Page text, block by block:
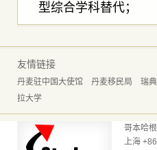
型综合学科替代；
友情链接
丹麦驻中国大使馆 丹麦移民局 瑞
拉大学
哥本哈
上海